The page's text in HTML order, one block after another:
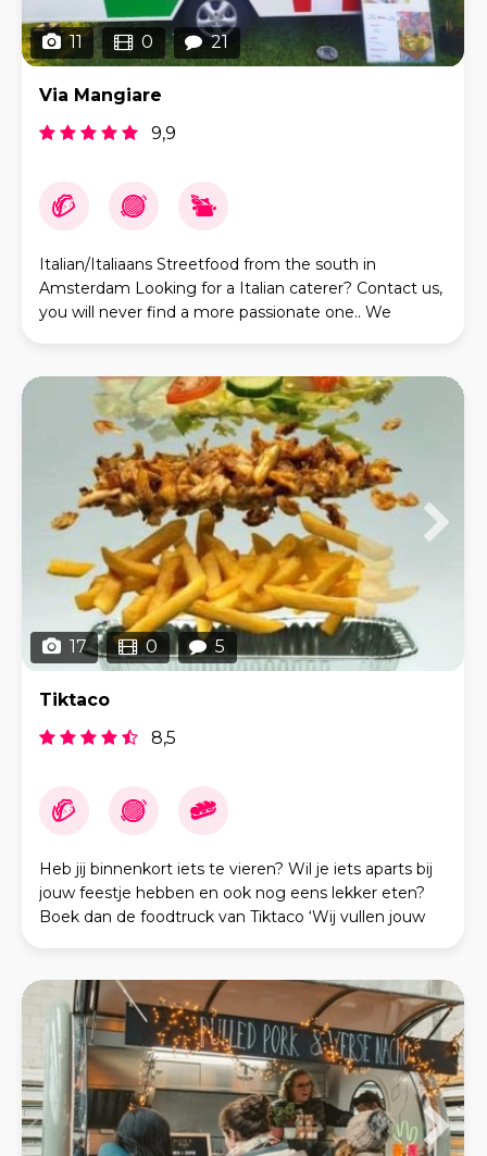
11 0 21
Via Mangiare
9,9
Italian/Italiaans Streetfood from the south in
Amsterdam Looking for a Italian caterer? Contact us,
you will never find a more passionate one.. We
17 0 5
Tiktaco
8,5
Heb jij binnenkort iets te vieren? Wil je iets aparts bij
jouw feestje hebben en ook nog eens lekker eten?
Boek dan de foodtruck van Tiktaco ‘Wij vullen jouw